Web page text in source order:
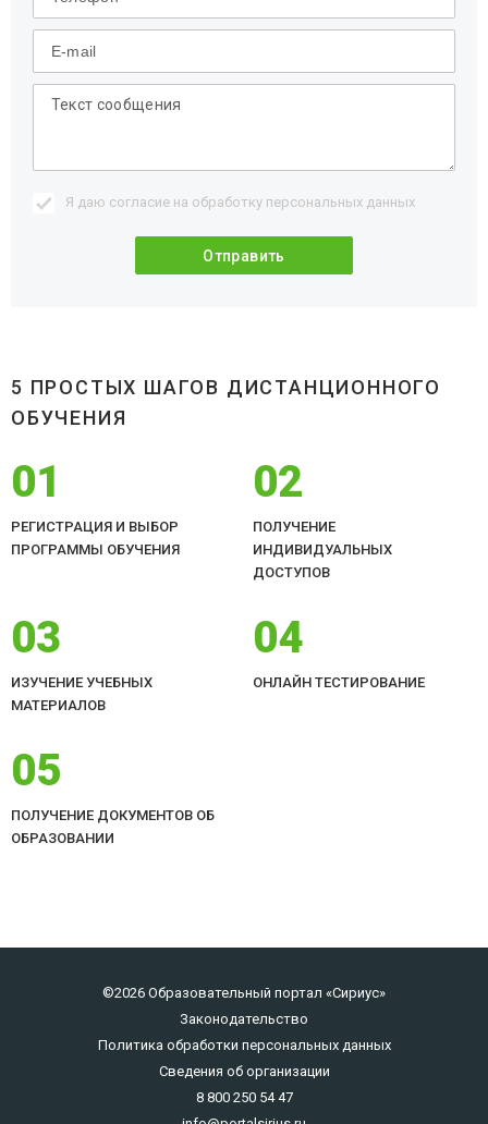
Я даю согласие на обработку персональных данных
5 ПРОСТЫХ ШАГОВ ДИСТАНЦИОННОГО
ОБУЧЕНИЯ
01
РЕГИСТРАЦИЯ И ВЫБОР
ПРОГРАММЫ ОБУЧЕНИЯ
02
ПОЛУЧЕНИЕ
ИНДИВИДУАЛЬНЫХ
ДОСТУПОВ
03
ИЗУЧЕНИЕ УЧЕБНЫХ
МАТЕРИАЛОВ
04
ОНЛАЙН ТЕСТИРОВАНИЕ
05
ПОЛУЧЕНИЕ ДОКУМЕНТОВ ОБ
ОБРАЗОВАНИИ
©2026 Образовательный портал «Сириус»
Законодательство
Политика обработки персональных данных
Сведения об организации
8 800 250 54 47